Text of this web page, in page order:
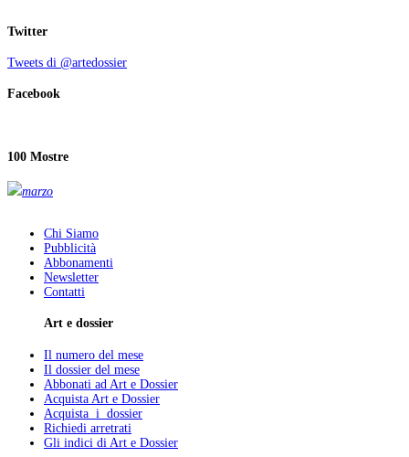
Twitter
Tweets di @artedossier
Facebook
100 Mostre
marzo
Chi Siamo
Pubblicità
Abbonamenti
Newsletter
Contatti
Art e dossier
Il numero del mese
Il dossier del mese
Abbonati ad Art e Dossier
Acquista Art e Dossier
Acquista i dossier
Richiedi arretrati
Gli indici di Art e Dossier